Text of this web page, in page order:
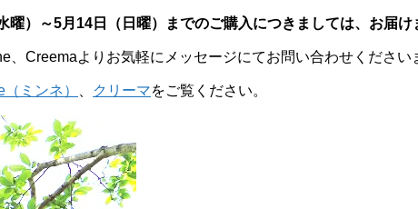
曜）～5月14日（日曜）までのご購入につきましては、お届け
Creemaよりお気軽にメッセージにてお問い合わせください
ミンネ） 、 クリーマをご覧ください。